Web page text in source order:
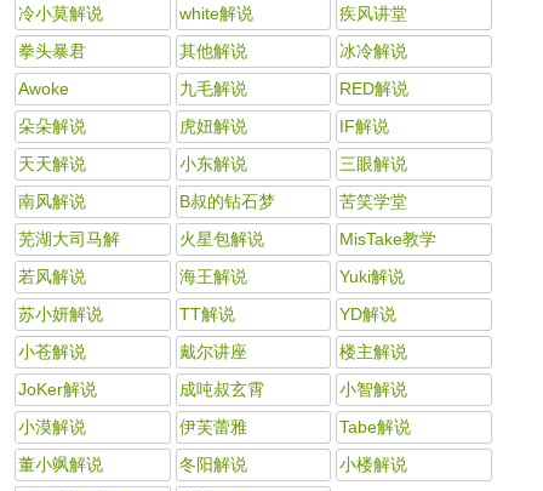
冷小莫解说
white解说
疾风讲堂
拳头暴君
其他解说
冰冷解说
Awoke
九毛解说
RED解说
朵朵解说
虎妞解说
IF解说
天天解说
小东解说
三眼解说
南风解说
B叔的钻石梦
苦笑学堂
芜湖大司马解
火星包解说
MisTake教学
若风解说
海王解说
Yuki解说
苏小妍解说
TT解说
YD解说
小苍解说
戴尔讲座
楼主解说
JoKer解说
成吨叔玄霄
小智解说
小漠解说
伊芙蕾雅
Tabe解说
董小飒解说
冬阳解说
小楼解说